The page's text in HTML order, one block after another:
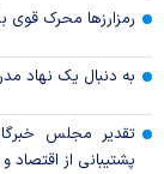
رمزارزها محرک قوی
به دنبال یک نهاد
تقدیر مجلس
پشتیبانی از